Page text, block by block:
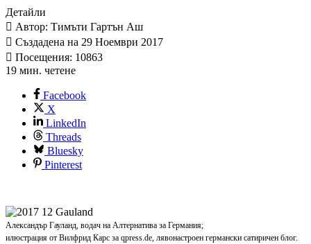
Детайли
Автор: Тимъти Гартън Аш
Създадена на 29 Ноември 2017
Посещения: 10863
19 мин. четене
Facebook
X
LinkedIn
Threads
Bluesky
Pinterest
Александър Гауланд, водач на Алтернатива за Германия;
илюстрация от Вилфрид Карс за qpress.de, лявонастроен германски сатиричен блог.